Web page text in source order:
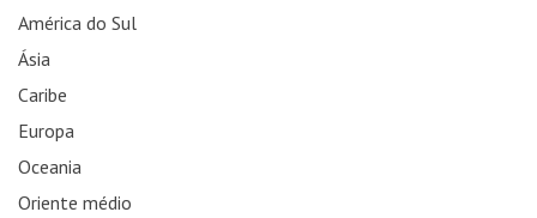
América do Sul
Ásia
Caribe
Europa
Oceania
Oriente médio